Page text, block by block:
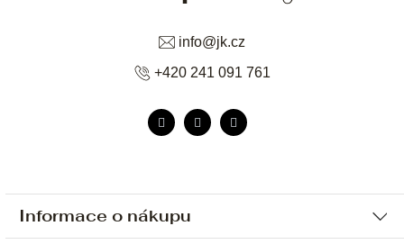
Informace o nákupu
info@jk.cz
+420 241 091 761